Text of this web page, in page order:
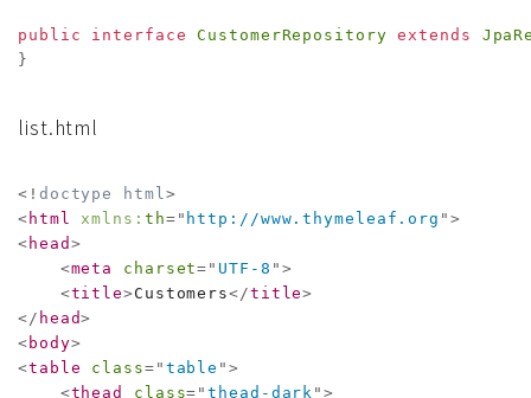
public interface CustomerRepository extends
}
list.html
<! doctype html >
< html xmlns: th= " http://www.thymeleaf.org " >
< head >
<meta charset= " UTF-8 " >
<title> Customers</title>
</ head>
< body>
<table class= " table ">
<thead class= "thead-dark ">